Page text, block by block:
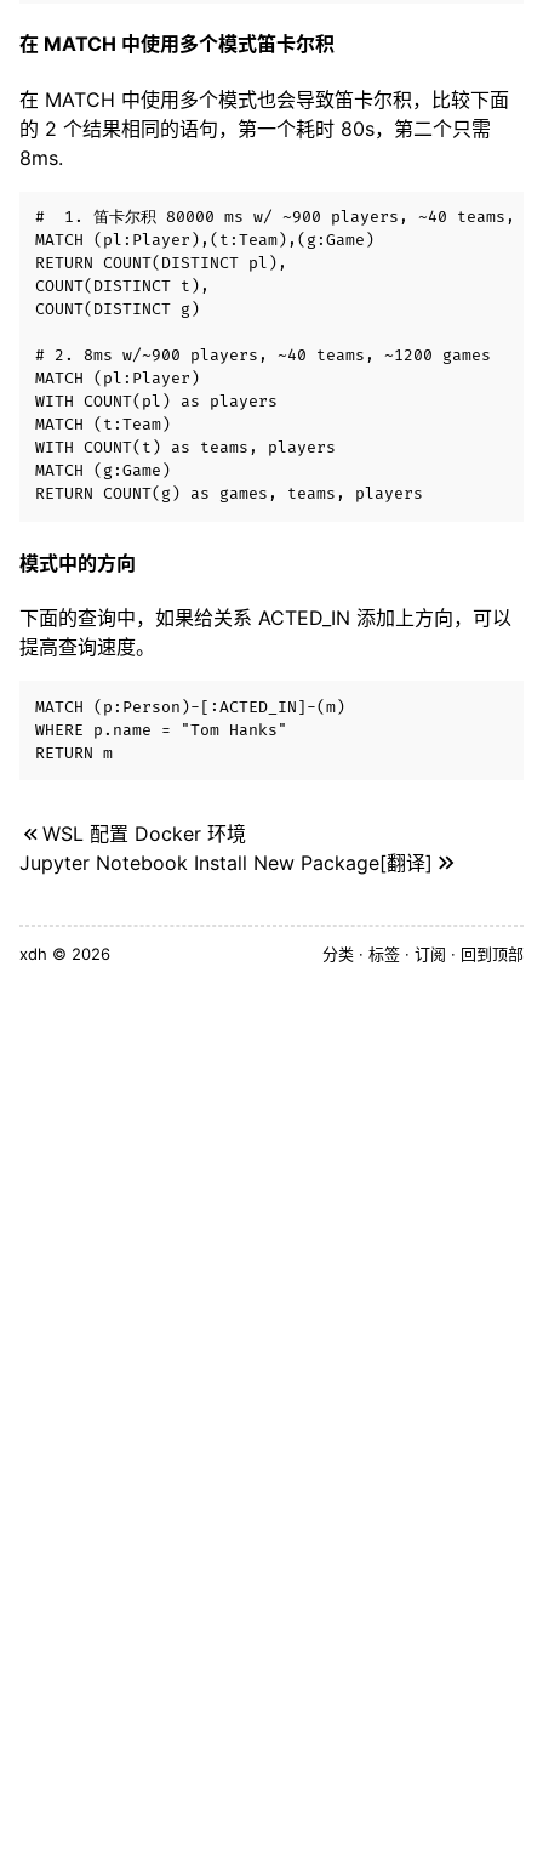
在 MATCH 中使用多个模式笛卡尔积
在 MATCH 中使用多个模式也会导致笛卡尔积，比较下面
的 2 个结果相同的语句，第一个耗时 80s，第二个只需
8ms.
#  1. 笛卡尔积 80000 ms w/ ~900 players, ~40 teams,
MATCH (pl:Player),(t:Team),(g:Game)
RETURN COUNT(DISTINCT pl),
COUNT(DISTINCT t),
COUNT(DISTINCT g)
# 2. 8ms w/~900 players, ~40 teams, ~1200 games
MATCH (pl:Player)
WITH COUNT(pl) as players
MATCH (t:Team)
WITH COUNT(t) as teams, players
MATCH (g:Game)
模式中的方向
下面的查询中，如果给关系 ACTED_IN 添加上方向，可以
提高查询速度。
MATCH (p:Person)-[:ACTED_IN]-(m)
WHERE p.name = "Tom Hanks"
RETURN m
WSL 配置 Docker 环境
Jupyter Notebook Install New Package[翻译]
xdh © 2026 分类 标签 订阅 回到顶部